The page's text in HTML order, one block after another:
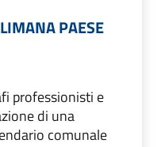
PAESE
professionisti e
di una
comunale